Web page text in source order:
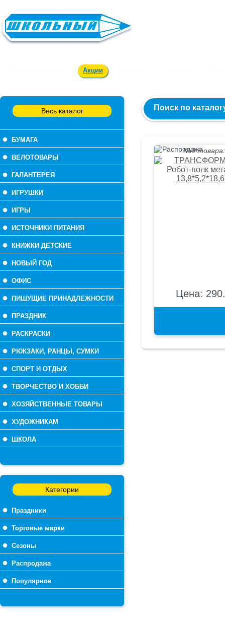
Акции
Весь каталог
БУМАГА
ВЕЛОТОВАРЫ
ГАЛАНТЕРЕЯ
ИГРУШКИ
ИГРЫ
ИСТОЧНИКИ ПИТАНИЯ
КНИЖКИ ДЕТСКИЕ
НОВЫЙ ГОД
ОФИС
ПИШУЩИЕ ПРИНАДЛЕЖНОСТИ
ПРАЗДНИК
РАСКРАСКИ
РЮКЗАКИ, РАНЦЫ, СУМКИ
СПОРТ И ОТДЫХ
ТВОРЧЕСТВО И ХОББИ
ХОЗЯЙСТВЕННЫЕ ТОВАРЫ
ХУДОЖНИКАМ
ШКОЛА
Категории
Праздники
Торговые марки
Сезоны
Распродажа
Популярное
Поиск по
Код
Цена: